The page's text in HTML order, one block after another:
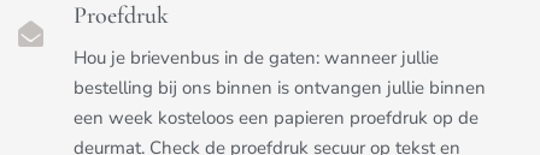
Proefdruk
Hou je brievenbus in de gaten: wanneer jullie
bestelling bij ons binnen is ontvangen jullie binnen
een week kosteloos een papieren proefdruk op de
deurmat. Check de proefdruk secuur op tekst en